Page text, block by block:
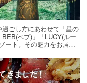
過ごし方にあわせて「星の
ベブ)」「LUCY(ルー
ート。その魅力をお届け